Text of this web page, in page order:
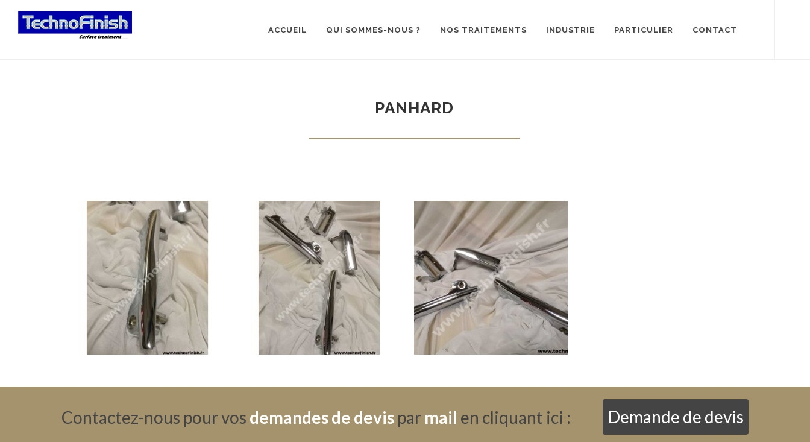
ACCUEIL QUI SOMMES-NOUS ? NOS TRAITEMENTS INDUSTRIE PARTICULIER CONTACT
PANHARD
Contactez-nous pour vos demandes de devis par mail en cliquant ici : Demande de devis